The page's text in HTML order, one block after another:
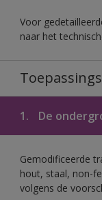
Voor
naar het
1. De
Gemodificeerde
hout, staal, non-
volgens de